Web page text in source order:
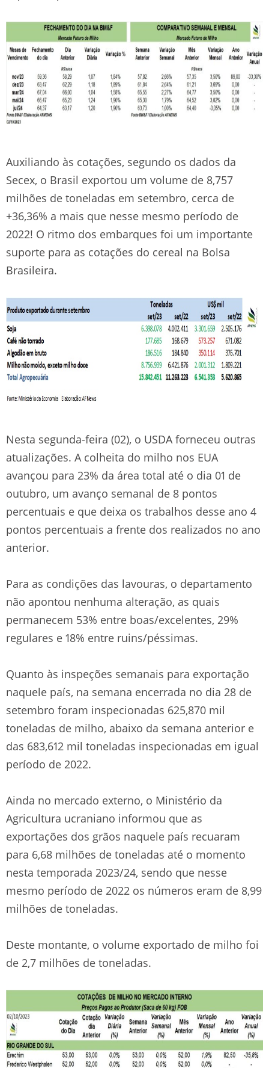
Auxiliando às cotações, segundo os dados da
Secex, o Brasil exportou um volume de 8,757
milhões de toneladas em setembro, cerca de
+36,36% a mais que nesse mesmo período de
2022! O ritmo dos embarques foi um importante
suporte para as cotações do cereal na Bolsa
Brasileira.
Nesta segunda-feira (02), o USDA forneceu outras
atualizações. A colheita do milho nos EUA
avançou para 23% da área total até o dia 01 de
outubro, um avanço semanal de 8 pontos
percentuais e que deixa os trabalhos desse ano 4
pontos percentuais a frente dos realizados no ano
anterior.
Para as condições das lavouras, o departamento
não apontou nenhuma alteração, as quais
permanecem 53% entre boas/excelentes, 29%
regulares e 18% entre ruins/péssimas.
Quanto às inspeções semanais para exportação
naquele país, na semana encerrada no dia 28 de
setembro foram inspecionadas 625,870 mil
toneladas de milho, abaixo da semana anterior e
das 683,612 mil toneladas inspecionadas em igual
período de 2022.
Ainda no mercado externo, o Ministério da
Agricultura ucraniano informou que as
exportações dos grãos naquele país recuaram
para 6,68 milhões de toneladas até o momento
nesta temporada 2023/24, sendo que nesse
mesmo período de 2022 os números eram de 8,99
milhões de toneladas.
Deste montante, o volume exportado de milho foi
de 2,7 milhões de toneladas.